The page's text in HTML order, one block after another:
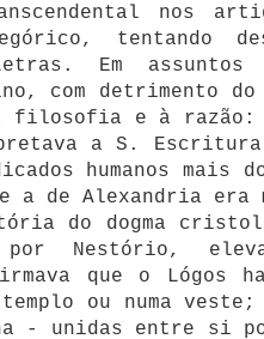
nos
tentando
Em
com detrimento do
filosofia e à razão:
a S.
humanos
a de Alexandria era
do dogma
por Nestório,
que o Lógos
templo ou numa
- unidas entre si